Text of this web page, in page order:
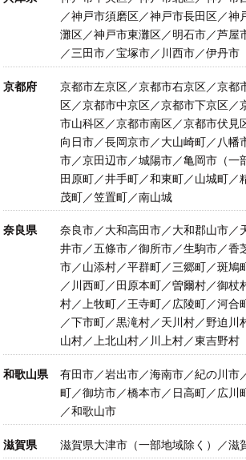
／神戸市須磨区／神戸市長田区／神
灘区／神戸市東灘区／明石市／芦屋
／三田市／宝塚市／川西市／伊丹市
京都府
京都市左京区／京都市右京区／京都
区／京都市中京区／京都市下京区／
市山科区／京都市南区／京都市伏見
向日市／長岡京市／大山崎町／八幡
市／京田辺市／城陽市／亀岡市（一
田原町／井手町／和東町／山城町／
茂町／笠置町／南山城
奈良県
奈良市／大和高田市／大和郡山市／
井市／五條市／御所市／生駒市／香
市／山添村／平群町／三郷町／斑鳩
／川西町／田原本町／曽爾村／御杖
村／上牧町／王寺町／広陵町／河合
／下市町／黒滝村／天川村／野迫川
山村／上北山村／川上村／東吉野村
和歌山県
有田市／岩出市／海南市／紀の川市
町／御坊市／橋本市／日高町／広川
／和歌山市
滋賀県 滋賀県大津市（一部地域除く）／滋